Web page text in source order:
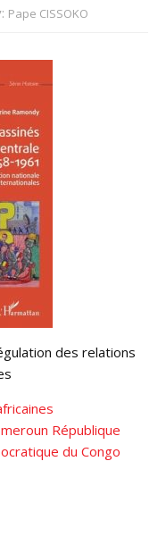
Pape CISSOKO
des relations
République
du Congo